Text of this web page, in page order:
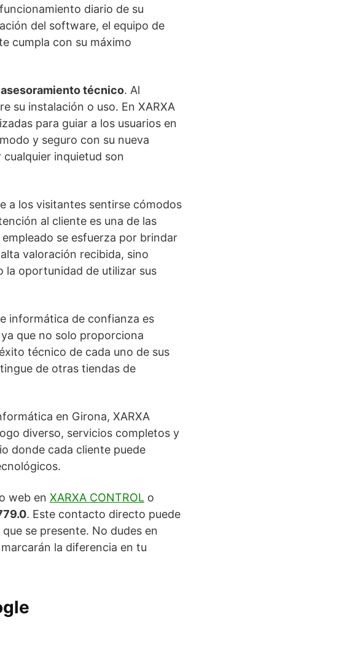
diario de su
del software, el equipo de
cumpla con su máximo
técnico. Al
su instalación o uso. En XARXA
para guiar a los usuarios en
y seguro con su nueva
inquietud son
a los visitantes sentirse cómodos
al cliente es una de las
se esfuerza por brindar
valoración recibida, sino
la oportunidad de utilizar sus
informática de confianza es
que no solo proporciona
técnico de cada uno de sus
de otras tiendas de
en Girona, XARXA
diverso, servicios completos y
donde cada cliente puede
web en XARXA CONTROL o
. Este contacto directo puede
se presente. No dudes en
la diferencia en tu